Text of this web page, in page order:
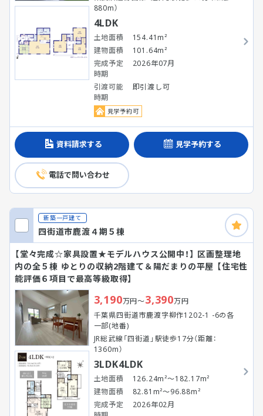
880m）
4LDK
土地面積
154.41m²
建物面積
101.64m²
完成予定
時期
2026年07月
引渡可能
時期
即引渡し可
見学予約可
資料請求する 見学予約する
電話で問い合わせ
新築一戸建て
四街道市鹿渡４期５棟
【堂々完成☆家具設置★モデルハウス公開中！】 区画整理地
内の全５棟 ゆとりの収納2階建て＆陽だまりの平屋 【住宅性
能評価６項目で最高等級取得】
3,190万円～3,390万円
千葉県四街道市鹿渡字柳作1202-1 -6の各
一部(地番)
JR総武線「四街道」駅徒歩17分（距離：
1360m）
3LDK4LDK
土地面積
126.24m²～182.17m²
建物面積
82.81m²～96.88m²
完成予定
2026年02月